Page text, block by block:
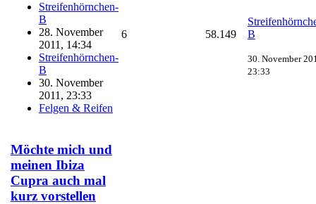
Streifenhörnchen-
B
28. November
2011, 14:34
Streifenhörnchen-
B
30. November
2011, 23:33
Felgen & Reifen
6 58.149
B
30. November
23:33
Möchte mich und
meinen Ibiza
Cupra auch mal
kurz vorstellen